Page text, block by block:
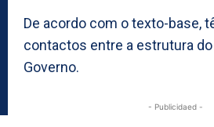
De acordo com o texto-base,
contactos entre a estrutura do
Governo.
- Publicidaed -